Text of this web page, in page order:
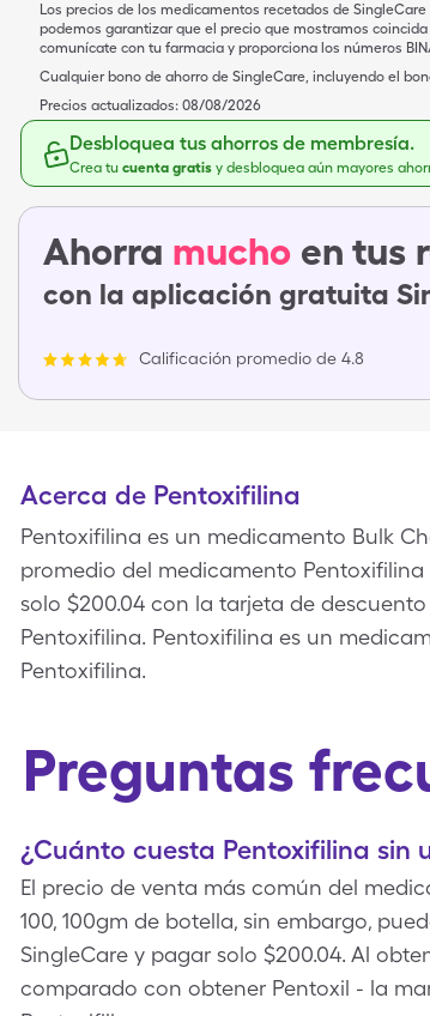
Los precios de los medicamentos recetados de
podemos garantizar que el precio que mostramos
comunícate con tu farmacia y proporciona los números
Cualquier bono de ahorro de SingleCare, incluyendo el
Precios actualizados: 08/08/2026
Desbloquea tus ahorros de membresía.
Crea tu cuenta gratis y desbloquea aún mayores
Ahorra mucho en tus
con la aplicación gratuita
Calificación promedio de 4.8
Acerca de Pentoxifilina
Pentoxifilina es un medicamento Bulk
promedio del medicamento Pentoxifilina
solo $200.04 con la tarjeta de
Pentoxifilina. Pentoxifilina es un
Pentoxifilina.
Preguntas
¿Cuánto cuesta Pentoxifilina sin
El precio de venta más común del
100, 100gm de botella, sin embargo,
SingleCare y pagar solo $200.04. Al
comparado con obtener Pentoxil - la